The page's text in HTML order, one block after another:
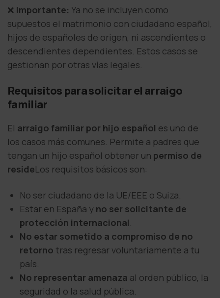
❌ Importante: Ya no se incluyen como
supuestos el matrimonio con ciudadano español,
hijos de españoles de origen, ni ascendientes o
descendientes dependientes. Estos casos se
gestionan por otras vías legales.
Requisitos para solicitar el arraigo
familiar
El arraigo familiar por hijo español es uno de
los casos más comunes. Permite a padres que
tengan un hijo español obtener un permiso de
resideLos requisitos básicos son:
No ser ciudadano de la UE/EEE o Suiza.
Estar en España y no ser solicitante de
protección internacional
No estar sometido a compromiso de no
retorno tras regresar voluntariamente a tu
país.
No representar amenaza al orden público, la
seguridad o la salud pública.